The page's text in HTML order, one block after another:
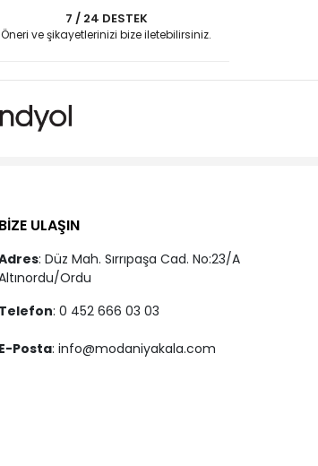
7 / 24 DESTEK
Öneri ve şikayetlerinizi bize iletebilirsiniz.
BİZE ULAŞIN
: Düz Mah. Sırrıpaşa Cad. No:23/A
Ordu
Telefon: 0 452 666 03 03
E-Posta: info@modaniyakala.com